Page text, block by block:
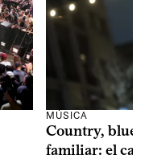
MÚSICA
Country,
familiar: el